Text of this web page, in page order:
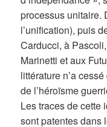
processus unitaire.
l’unification), puis
Carducci, à
Marinetti et aux
littérature n’a
de l’héroïsme
Les traces de cette
sont patentes dans